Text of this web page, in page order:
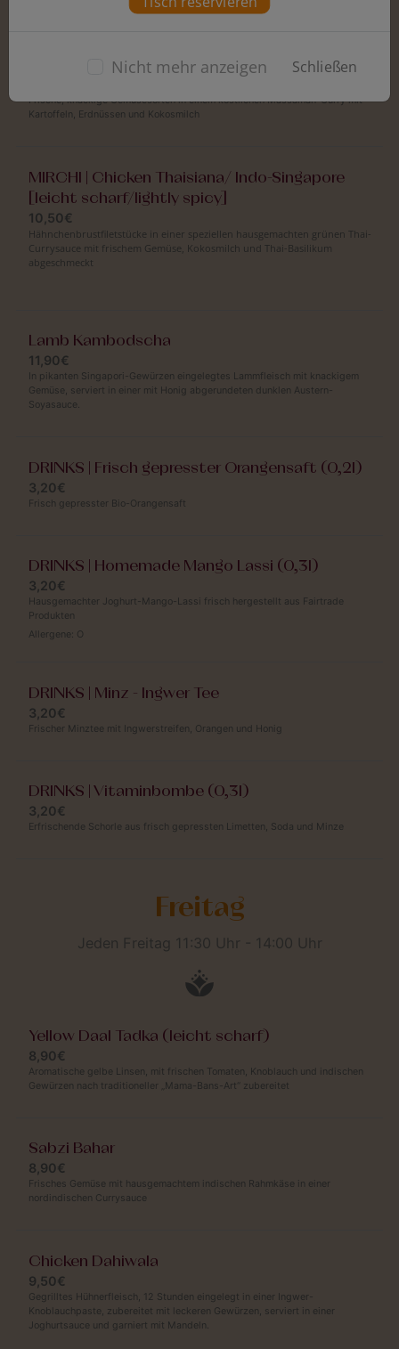
MIRCHI | Veg Massaman / Indo-Thai
Frische, knackige Gemüsesorten in einem köstlichen Massaman-Curry mit
Kartoffeln, Erdnüssen und Kokosmilch
MIRCHI | Chicken Thaisiana/ Indo-Singapore
[leicht scharf/lightly spicy]
10,50€
Hähnchenbrustfiletstücke in einer speziellen hausgemachten grünen Thai-
Currysauce mit frischem Gemüse, Kokosmilch und Thai-Basilikum
abgeschmeckt
Lamb Kambodscha
11,90€
In pikanten Singapori-Gewürzen eingelegtes Lammfleisch mit knackigem
Gemüse, serviert in einer mit Honig abgerundeten dunklen Austern-
Soyasauce.
DRINKS | Frisch gepresster Orangensaft (0,2l)
3,20€
Frisch gepresster Bio-Orangensaft
DRINKS | Homemade Mango Lassi (0,3l)
3,20€
Hausgemachter Joghurt-Mango-Lassi frisch hergestellt aus Fairtrade
Produkten
Allergene: O
DRINKS | Minz - Ingwer Tee
3,20€
Frischer Minztee mit Ingwerstreifen, Orangen und Honig
DRINKS | Vitaminbombe (0,3l)
3,20€
Erfrischende Schorle aus frisch gepressten Limetten, Soda und Minze
Freitag
Jeden Freitag 11:30 Uhr - 14:00 Uhr
Yellow Daal Tadka (leicht scharf)
8,90€
Aromatische gelbe Linsen, mit frischen Tomaten, Knoblauch und indischen
Gewürzen nach traditioneller „Mama-Bans-Art“ zubereitet
Sabzi Bahar
8,90€
Frisches Gemüse mit hausgemachtem indischen Rahmkäse in einer
nordindischen Currysauce
Chicken Dahiwala
9,50€
Gegrilltes Hühnerfleisch, 12 Stunden eingelegt in einer Ingwer-
Knoblauchpaste, zubereitet mit leckeren Gewürzen, serviert in einer
Joghurtsauce und garniert mit Mandeln.
Nicht mehr anzeigen Schließen